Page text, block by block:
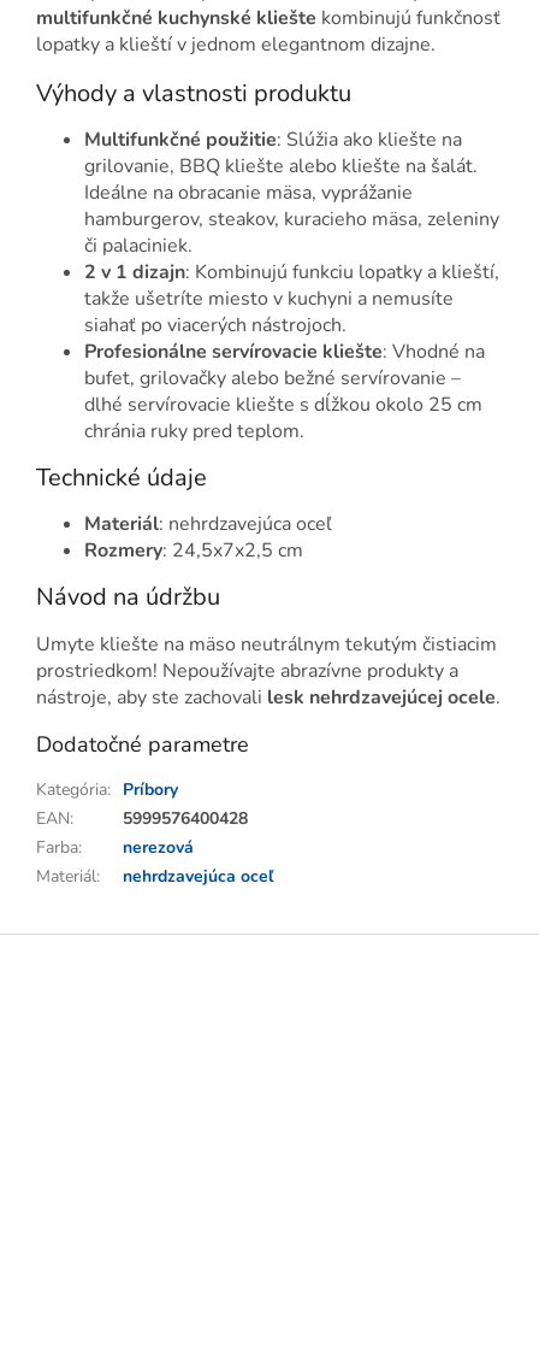
multifunkčné kuchynské kliešte kombinujú funkčnosť
lopatky a klieští v jednom elegantnom dizajne.
Výhody a vlastnosti produktu
Multifunkčné použitie: Slúžia ako kliešte na
grilovanie, BBQ kliešte alebo kliešte na šalát.
Ideálne na obracanie mäsa, vyprážanie
hamburgerov, steakov, kuracieho mäsa, zeleniny
či palaciniek.
2 v 1 dizajn: Kombinujú funkciu lopatky a klieští,
takže ušetríte miesto v kuchyni a nemusíte
siahať po viacerých nástrojoch.
Profesionálne servírovacie kliešte: Vhodné na
bufet, grilovačky alebo bežné servírovanie –
dlhé servírovacie kliešte s dĺžkou okolo 25 cm
chránia ruky pred teplom.
Technické údaje
Materiál: nehrdzavejúca oceľ
Rozmery: 24,5x7x2,5 cm
Návod na údržbu
Umyte kliešte na mäso neutrálnym tekutým čistiacim
prostriedkom! Nepoužívajte abrazívne produkty a
nástroje, aby ste zachovali lesk nehrdzavejúcej ocele.
Dodatočné parametre
Kategória: Príbory
EAN:
5999576400428
Farba:
nerezová
Materiál: nehrdzavejúca oceľ
Z